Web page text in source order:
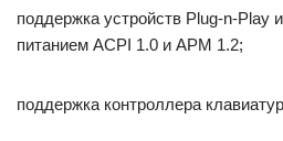
поддержка устройств Plug-n-Play
питанием ACPI 1.0 и АРМ 1.2;
поддержка контроллера